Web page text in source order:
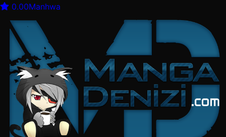
0.00Manhwa